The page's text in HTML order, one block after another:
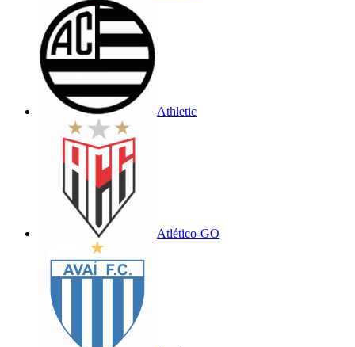
Athletic
Atlético-GO